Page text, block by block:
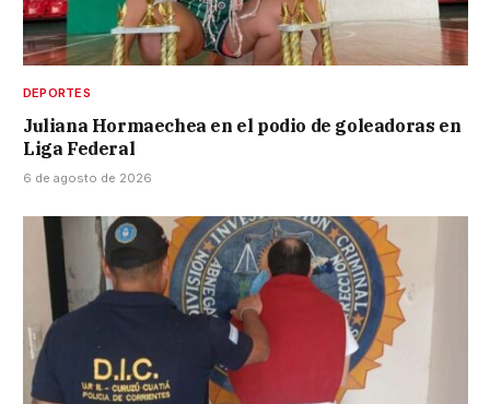
DEPORTES
Juliana Hormaechea en el podio de goleadoras en
Liga Federal
6 de agosto de 2026